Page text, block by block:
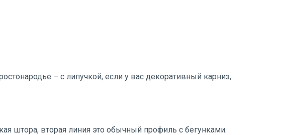
– с липучкой, если у вас декоративный карниз,
штора, вторая линия это обычный профиль с бегунками.